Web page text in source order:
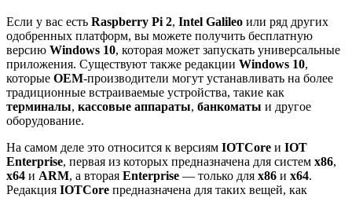
Если у вас есть Raspberry Pi 2, Intel Galileo или ряд других
одобренных платформ, вы можете получить бесплатную
версию Windows 10, которая может запускать универсальные
приложения. Существуют также редакции Windows 10,
которые OEM-производители могут устанавливать на более
традиционные встраиваемые устройства, такие как
терминалы, кассовые аппараты, банкоматы и другое
оборудование.
На самом деле это относится к версиям IOTCore и IOT
Enterprise, первая из которых предназначена для систем x86,
x64 и ARM, а вторая Enterprise — только для x86 и x64.
Редакция IOTCore предназначена для таких вещей, как